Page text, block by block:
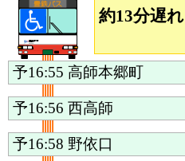
約13分遅れ
予16:55 高師本郷町
予16:56 西高師
予16:58 野依口